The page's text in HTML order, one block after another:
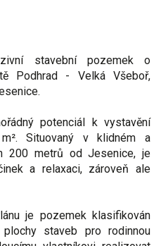
stavební pozemek o
Podhrad - Velká Všeboř,
potenciál k vystavění
Situovaný v klidném a
200 metrů od Jesenice, je
a relaxaci, zároveň ale
je pozemek klasifikován
staveb pro rodinnou